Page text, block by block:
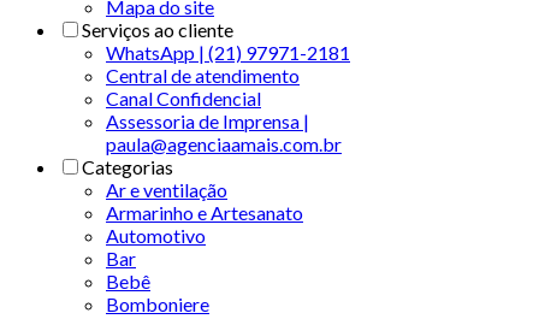
Mapa do site
Serviços ao cliente
WhatsApp | (21) 97971-2181
Central de atendimento
Canal Confidencial
Assessoria de Imprensa |
paula@agenciaamais.com.br
Categorias
Ar e ventilação
Armarinho e Artesanato
Automotivo
Bar
Bebê
Bomboniere